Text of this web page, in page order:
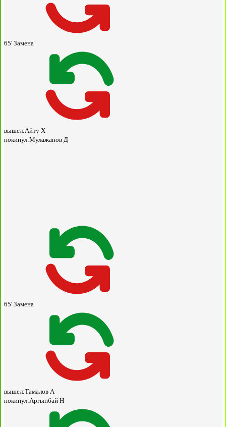
65' Замена
вышел:Айту Х
покинул:Мулажанов Д
65' Замена
вышел:Тамалов А
покинул:Аргынбай Н